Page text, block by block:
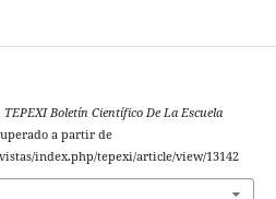
TEPEXI Boletín Científico De La Escuela
a partir de
index.php/tepexi/article/view/13142